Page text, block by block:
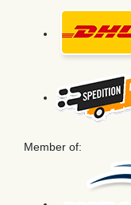
Member of: